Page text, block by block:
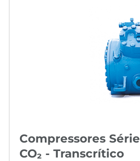
Compressores Série
CO₂ - Transcrítico